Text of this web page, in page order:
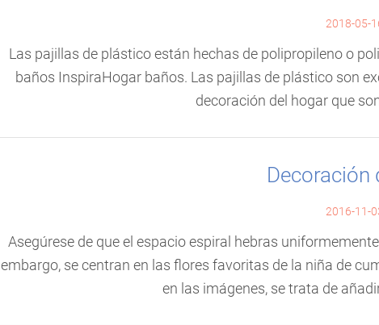
2018-05-
Las pajillas de plástico están hechas de polipropileno o
baños InspiraHogar baños. Las pajillas de plástico son
decoración del hogar que
Decoración
2016-11-
Asegúrese de que el espacio espiral hebras
embargo, se centran en las flores favoritas de la niña de
en las imágenes, se trata de